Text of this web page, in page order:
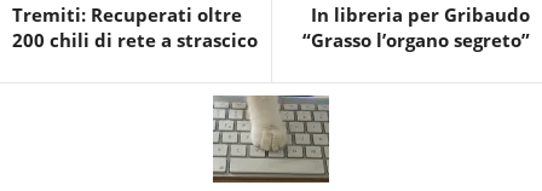
Tremiti: Recuperati oltre
200 chili di rete a strascico
In libreria per Gribaudo
“Grasso l’organo segreto”